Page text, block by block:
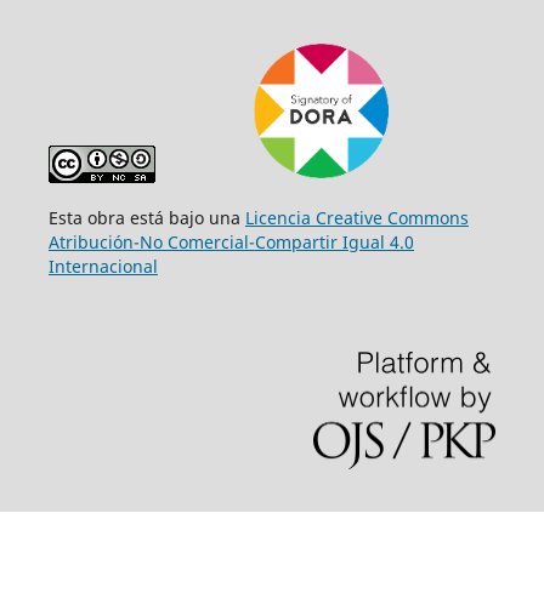
Esta obra está bajo una Licencia Creative Commons
Atribución-No Comercial-Compartir Igual 4.0
Internacional